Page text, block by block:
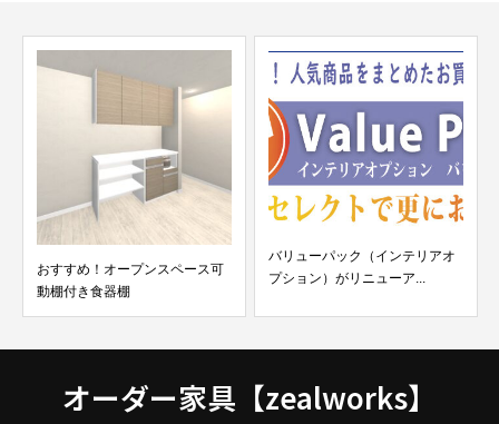
おすすめ！オープンスペース可
動棚付き食器棚
バリューパック（インテリアオ
プション）がリニューア...
オーダー家具【zealworks】